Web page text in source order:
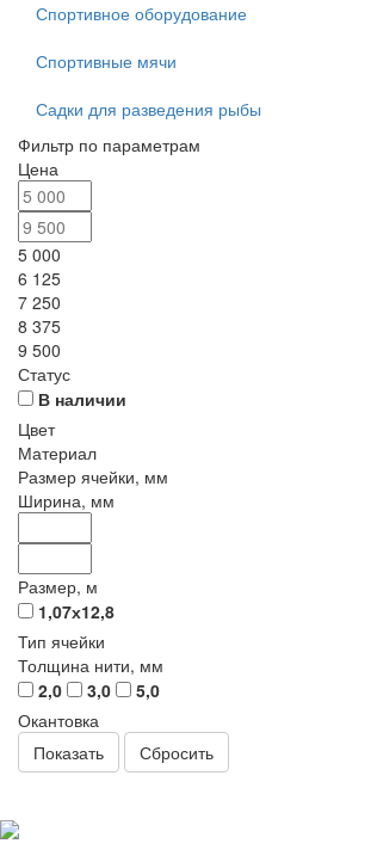
Спортивное оборудование
Спортивные мячи
Садки для разведения рыбы
Фильтр по параметрам
Цена
5 000
6 125
7 250
8 375
9 500
Статус
В наличии
Цвет
Материал
Размер ячейки, мм
Ширина, мм
Размер, м
1,07х12,8
Тип ячейки
Толщина нити, мм
2,0
3,0
5,0
Окантовка
Сбросить